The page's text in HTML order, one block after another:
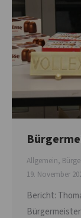
Allgemein,
19. November
Bericht: